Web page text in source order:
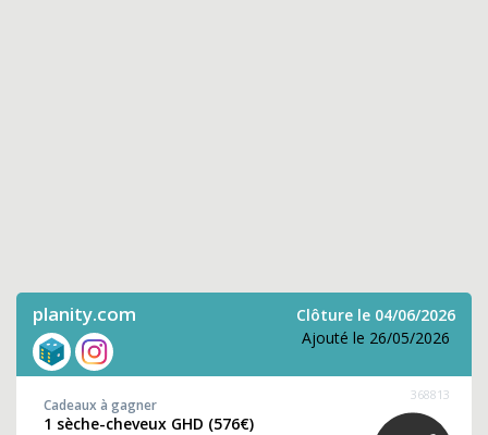
planity.com
Clôture le 04/06/2026
Ajouté le 26/05/2026
368813
Cadeaux à gagner
1 sèche-cheveux GHD (576€)